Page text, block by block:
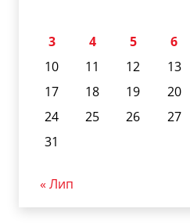
3
4 5 6
10
11 12 13
17
18 19 20
24
25 26 27
31
« Лип